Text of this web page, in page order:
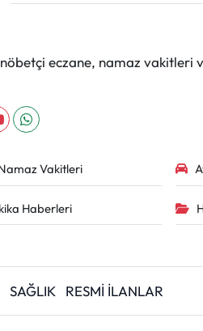
eczane, namaz vakitleri
Vakitleri
Haberleri
SAĞLIK RESMİ İLANLAR